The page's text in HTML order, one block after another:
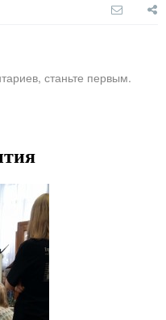
станьте первым.